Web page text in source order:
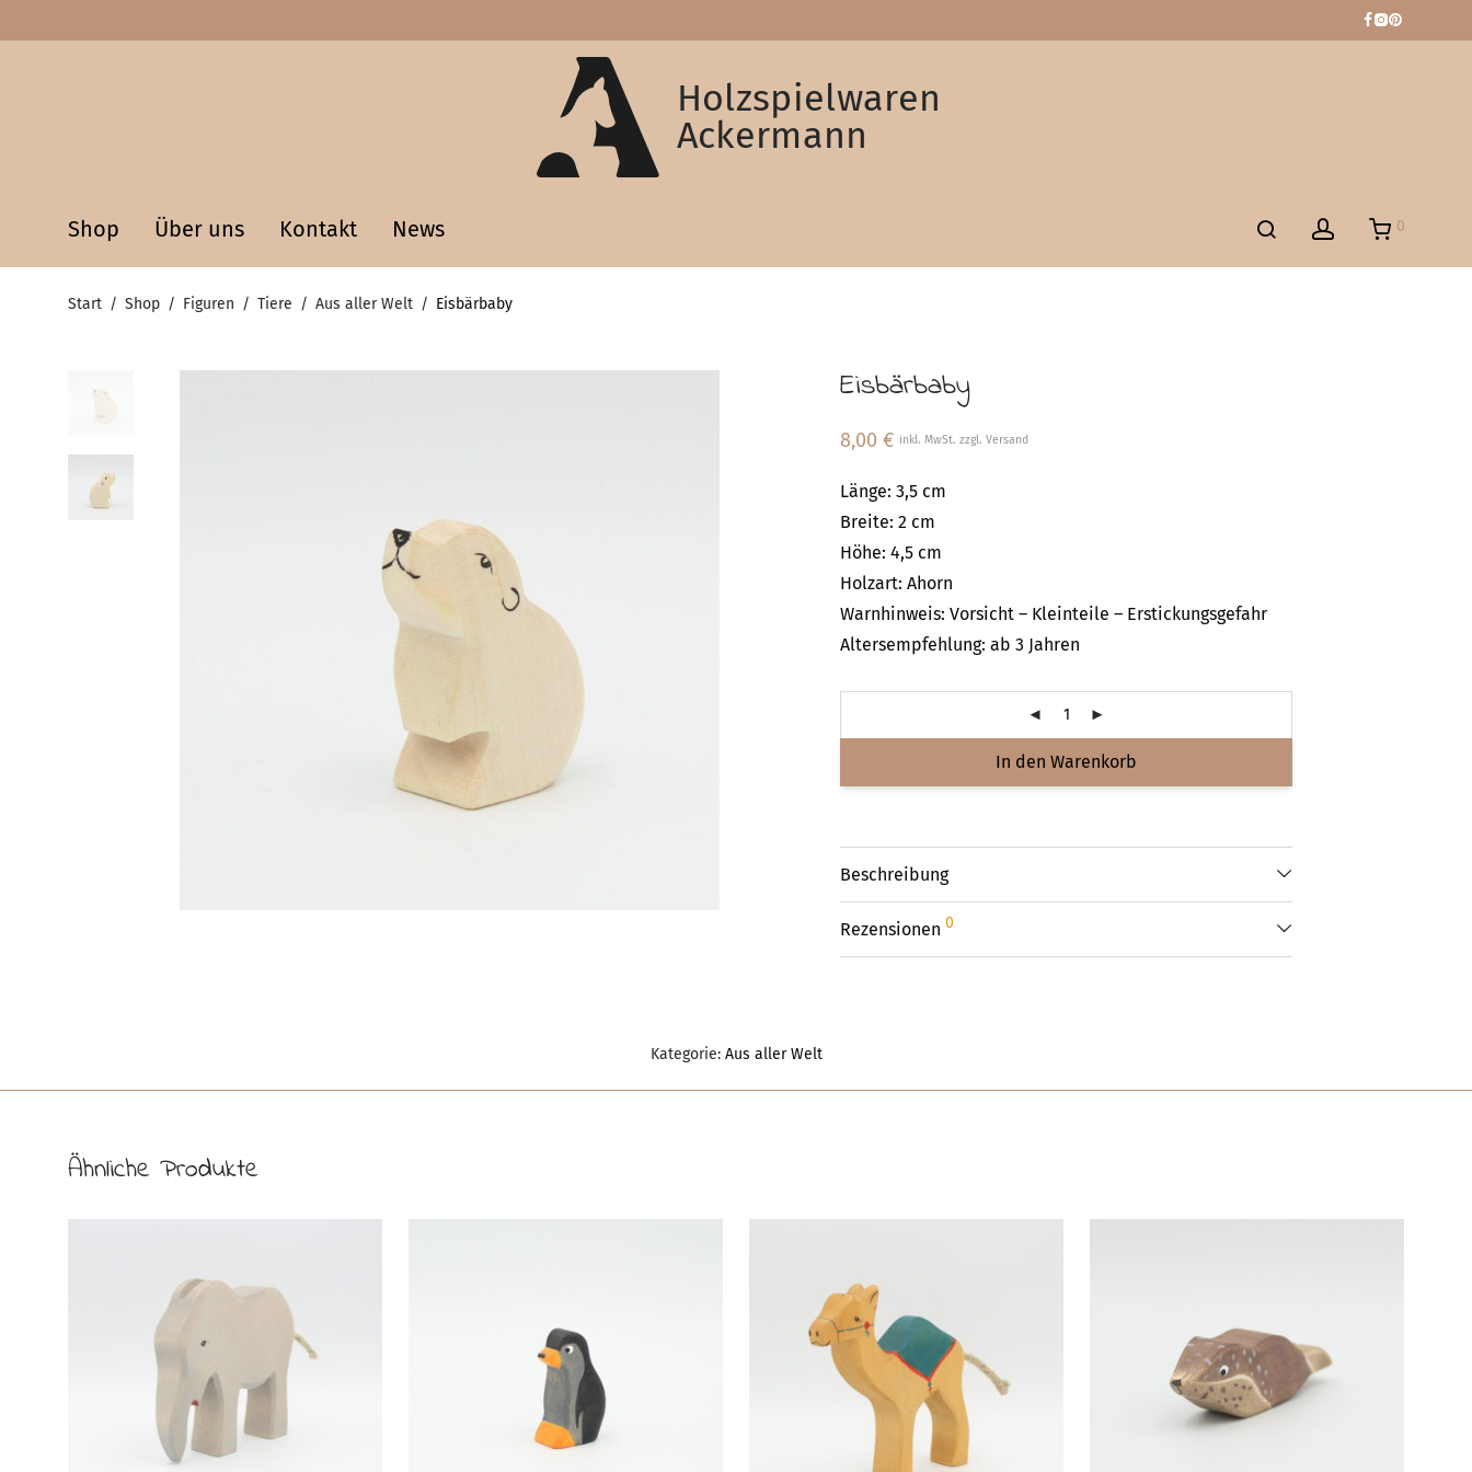
Holzspielwaren
Ackermann
Shop Über uns Kontakt News 0
Start / Shop / Figuren / Tiere / Aus aller Welt / Eisbärbaby
Eisbärbaby
8,00 € inkl. MwSt. zzgl. Versand
Länge: 3,5 cm
Breite: 2 cm
Höhe: 4,5 cm
Holzart: Ahorn
Warnhinweis: Vorsicht – Kleinteile – Erstickungsgefahr
Altersempfehlung: ab 3 Jahren
In den Warenkorb
Beschreibung
Rezensionen 0
Kategorie: Aus aller Welt
Ähnliche Produkte